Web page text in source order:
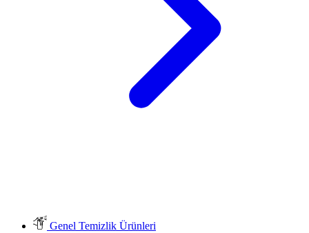
Genel Temizlik Ürünleri